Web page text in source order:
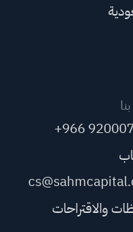
+966
والاقتراحات